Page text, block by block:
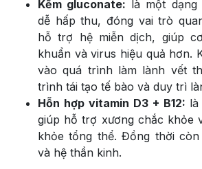
Kẽm gluconate: là một dạng
dễ hấp thu, đóng vai trò
hỗ trợ hệ miễn dịch, giúp
khuẩn và virus hiệu quả hơn.
vào quá trình làm lành vết
trình tái tạo tế bào và duy trì
Hỗn hợp vitamin D3 + B12:
giúp hỗ trợ xương chắc khỏe
khỏe tổng thể. Đồng thời
và hệ thần kinh.